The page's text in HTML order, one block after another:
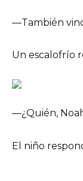
—También
Un escalofrío
—¿Quién,
El niño